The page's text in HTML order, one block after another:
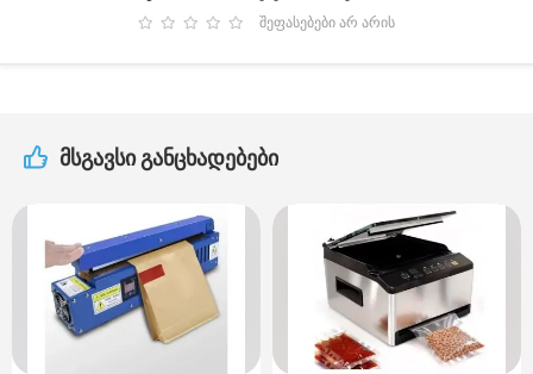
შეფასებები არ არის
მსგავსი განცხადებები